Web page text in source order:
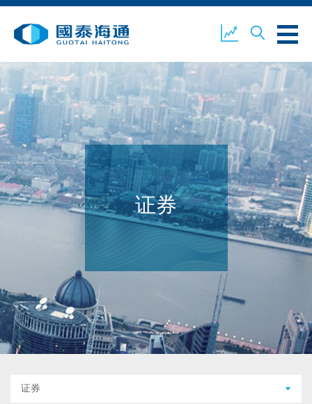
业务概览 公司新闻
环境、社会及企业管治 国泰海通证券 联络我们
证券
证券